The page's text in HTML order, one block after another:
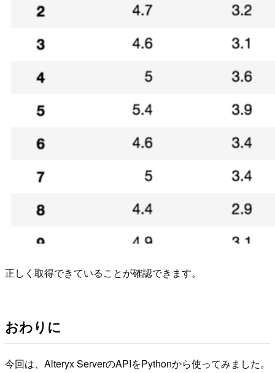
正しく取得できていることが確認できます。
おわりに
今回は、Alteryx ServerのAPIをPythonから使ってみました。